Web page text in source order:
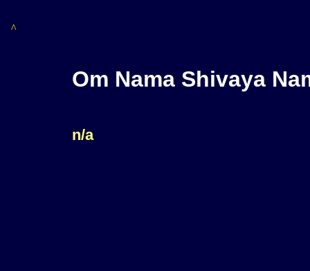
Om Nama Shivaya
n/a
^